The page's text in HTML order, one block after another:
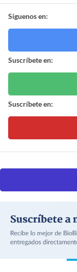
Síguenos en:
Suscríbete en:
Suscríbete en: